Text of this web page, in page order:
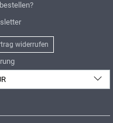
widerrufen